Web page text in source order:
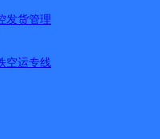
发货管理
空运专线
县,雅安市,